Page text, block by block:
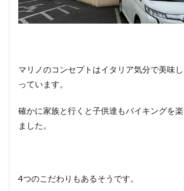
マリノのコンセプトはイタリア気分で美味
っています。
確かに家族と行くと子供達もバイキングを
ました。
4つのこだわりもあるそうです。